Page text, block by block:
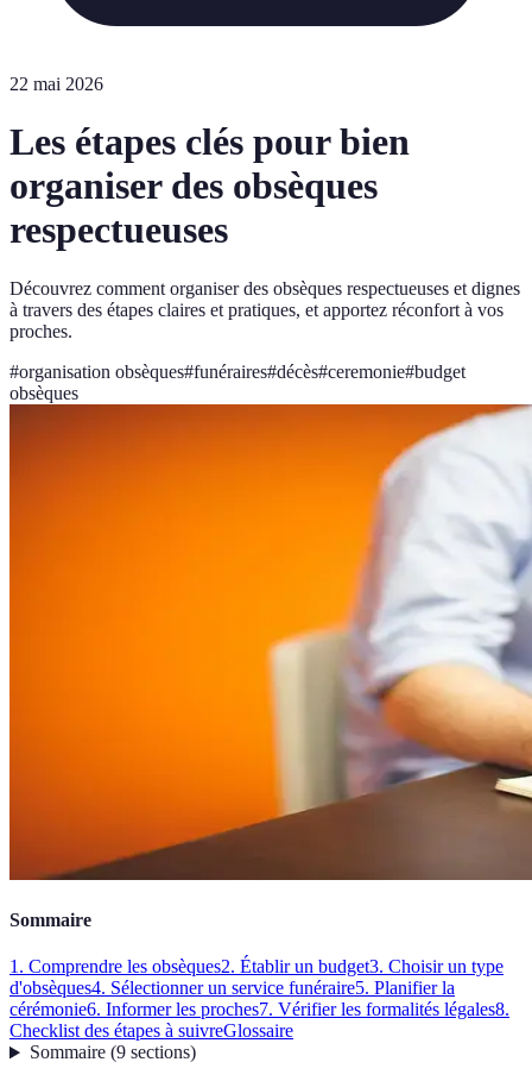
22 mai 2026
Les étapes clés pour bien
organiser des obsèques
respectueuses
Découvrez comment organiser des obsèques respectueuses et dignes
à travers des étapes claires et pratiques, et apportez réconfort à vos
proches.
#organisation obsèques#funéraires#décès#ceremonie#budget
obsèques
Sommaire
1. Comprendre les obsèques2. Établir un budget3. Choisir un type
d'obsèques4. Sélectionner un service funéraire5. Planifier la
cérémonie6. Informer les proches7. Vérifier les formalités légales8.
Checklist des étapes à suivreGlossaire
Sommaire(9 sections)